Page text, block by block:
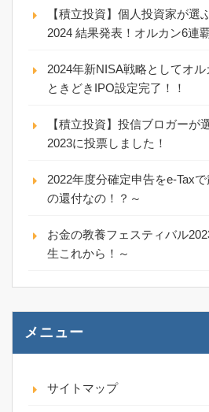
【積立投資】個人投資家が選
2024 結果発表！オルカン6連
2024年新NISA戦略としてオ
ときどきIPO設定完了！！
【積立投資】投信ブロガーが
2023に投票しました！
2022年度分確定申告をe-Tax
の還付なの！？～
お金の教養フェスティバル
生これから！～
メニュー
サイトマップ